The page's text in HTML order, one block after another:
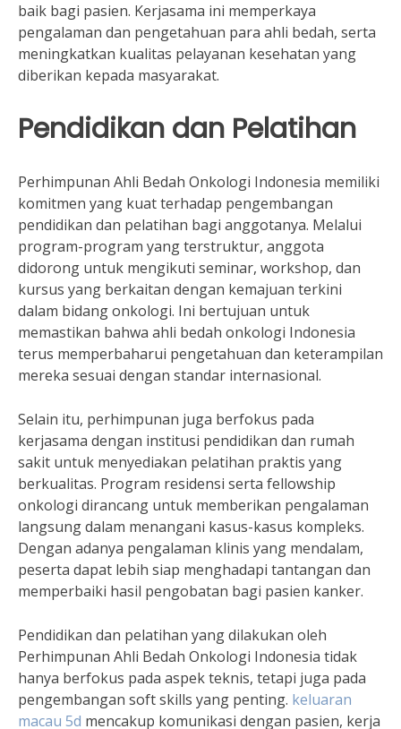
baik bagi pasien. Kerjasama ini memperkaya
pengalaman dan pengetahuan para ahli bedah, serta
meningkatkan kualitas pelayanan kesehatan yang
diberikan kepada masyarakat.
Pendidikan dan Pelatihan
Perhimpunan Ahli Bedah Onkologi Indonesia memiliki
komitmen yang kuat terhadap pengembangan
pendidikan dan pelatihan bagi anggotanya. Melalui
program-program yang terstruktur, anggota
didorong untuk mengikuti seminar, workshop, dan
kursus yang berkaitan dengan kemajuan terkini
dalam bidang onkologi. Ini bertujuan untuk
memastikan bahwa ahli bedah onkologi Indonesia
terus memperbaharui pengetahuan dan keterampilan
mereka sesuai dengan standar internasional.
Selain itu, perhimpunan juga berfokus pada
kerjasama dengan institusi pendidikan dan rumah
sakit untuk menyediakan pelatihan praktis yang
berkualitas. Program residensi serta fellowship
onkologi dirancang untuk memberikan pengalaman
langsung dalam menangani kasus-kasus kompleks.
Dengan adanya pengalaman klinis yang mendalam,
peserta dapat lebih siap menghadapi tantangan dan
memperbaiki hasil pengobatan bagi pasien kanker.
Pendidikan dan pelatihan yang dilakukan oleh
Perhimpunan Ahli Bedah Onkologi Indonesia tidak
hanya berfokus pada aspek teknis, tetapi juga pada
pengembangan soft skills yang penting. keluaran
macau 5d mencakup komunikasi dengan pasien, kerja